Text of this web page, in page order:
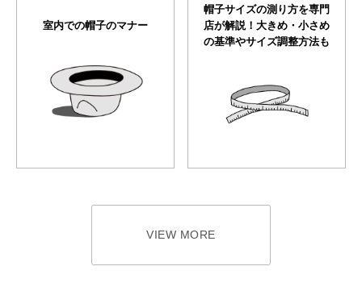
室内での帽子のマナー
帽子サイズの測り方を専門
店が解説！大きめ・小さめ
の基準やサイズ調整方法も
VIEW MORE